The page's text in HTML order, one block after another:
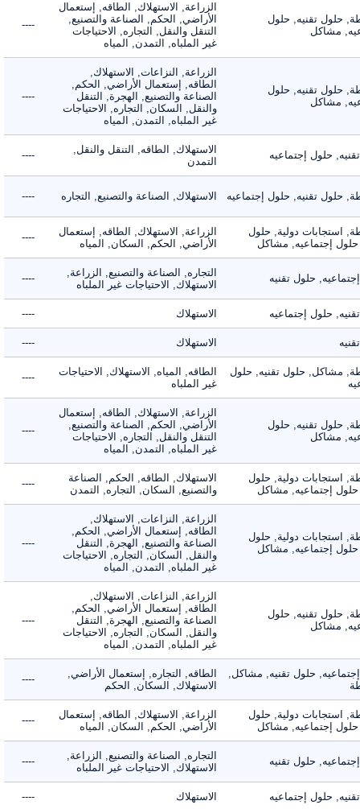
حلول تقنيه, حلول
مشاكل
الزراعة, الاستهلاك, الطاقه, إستعمال
الأراضي, الحكم, الصناعة والتصنيع,
التنقل والنقل, التجاره, الاحتياجات
غير الملباه, التمدن, المياه
----
حلول تقنيه, حلول
مشاكل
الزراعة, النزاعات, الاستهلاك,
الطاقه, إستعمال الأراضي, الحكم,
الصناعة والتصنيع, الهجرة, التنقل
والنقل, السكان, التجاره, الاحتياجات
غير الملباه, التمدن, المياه
----
حلول إجتماعيه
الاستهلاك, الطاقه, التنقل والنقل,
التمدن
----
حلول تقنيه, حلول إجتماعيه الاستهلاك, الصناعة والتصنيع, التجاره ----
استجابات دولية, حلول
إجتماعيه, مشاكل
الزراعة, الاستهلاك, الطاقه, إستعمال
الأراضي, الحكم, السكان, المياه
----
حلول تقنيه
التجاره, الصناعة والتصنيع, الزراعة,
الاستهلاك, الاحتياجات غير الملباه
----
حلول إجتماعيه الاستهلاك ----
الاستهلاك ----
مشاكل, حلول تقنيه, حلول
الطاقه, المياه, الاستهلاك, الاحتياجات
غير الملباه
----
حلول تقنيه, حلول
مشاكل
الزراعة, الاستهلاك, الطاقه, إستعمال
الأراضي, الحكم, الصناعة والتصنيع,
التنقل والنقل, التجاره, الاحتياجات
غير الملباه, التمدن, المياه
----
استجابات دولية, حلول
إجتماعيه, مشاكل
الاستهلاك, الطاقه, الحكم, الصناعة
والتصنيع, السكان, التجاره, التمدن
----
استجابات دولية, حلول
إجتماعيه, مشاكل
الزراعة, النزاعات, الاستهلاك,
الطاقه, إستعمال الأراضي, الحكم,
الصناعة والتصنيع, الهجرة, التنقل
والنقل, السكان, التجاره, الاحتياجات
غير الملباه, التمدن, المياه
----
حلول تقنيه, حلول
مشاكل
الزراعة, النزاعات, الاستهلاك,
الطاقه, إستعمال الأراضي, الحكم,
الصناعة والتصنيع, الهجرة, التنقل
والنقل, السكان, التجاره, الاحتياجات
غير الملباه, التمدن, المياه
----
حلول تقنيه, مشاكل,
الطاقه, التجاره, إستعمال الأراضي,
الاستهلاك, السكان, الحكم
----
استجابات دولية, حلول
إجتماعيه, مشاكل
الزراعة, الاستهلاك, الطاقه, إستعمال
الأراضي, الحكم, السكان, المياه
----
حلول تقنيه
التجاره, الصناعة والتصنيع, الزراعة,
الاستهلاك, الاحتياجات غير الملباه
----
حلول إجتماعيه الاستهلاك ----